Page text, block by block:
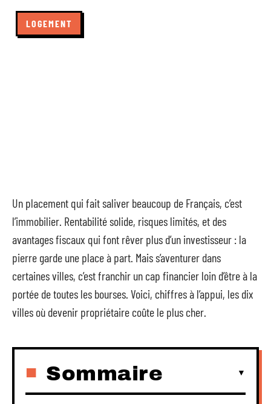
LOGEMENT
Un placement qui fait saliver beaucoup de Français, c’est
l’immobilier. Rentabilité solide, risques limités, et des
avantages fiscaux qui font rêver plus d’un investisseur : la
pierre garde une place à part. Mais s’aventurer dans
certaines villes, c’est franchir un cap financier loin d’être à la
portée de toutes les bourses. Voici, chiffres à l’appui, les dix
villes où devenir propriétaire coûte le plus cher.
Sommaire